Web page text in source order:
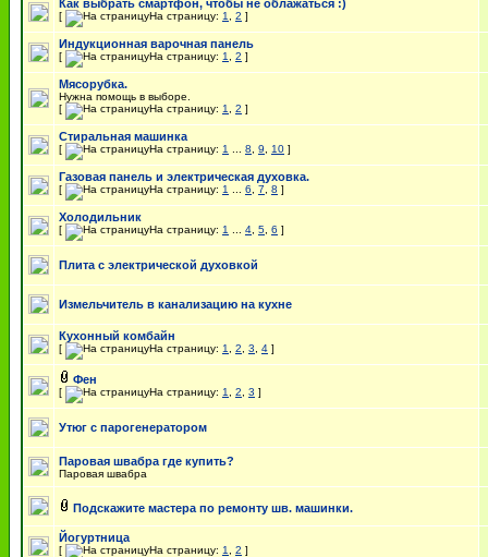
Как выбрать смартфон, чтобы не облажаться :)
[ На страницу: 1 2 ]
Индукционная варочная панель
[ На страницу: 1 2 ]
Мясорубка.
Нужна помощь в выборе.
[
На страницу: 1 2 ]
Стиральная машинка
[ На страницу: 1 8 9 10 ]
Газовая панель и электрическая духовка.
[ На страницу: 1 6 7 8 ]
Холодильник
[ На страницу: 1 4 5 6 ]
Плита с электрической духовкой
Измельчитель в канализацию на кухне
Кухонный комбайн
[ На страницу: 1 2 3 4 ]
Фен
[ На страницу: 1 2 3 ]
Утюг с парогенератором
Паровая швабра где купить?
Паровая швабра
Подскажите мастера по ремонту шв. машинки.
Йогуртница
[ На страницу: 1 2 ]